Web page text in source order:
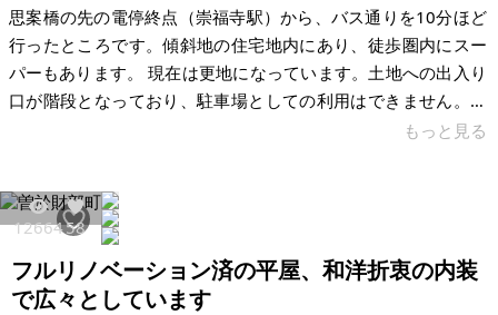
思案橋の先の電停終点（崇福寺駅）から、バス通りを10分ほど
行ったところです。傾斜地の住宅地内にあり、徒歩圏内にスー
パーもあります。 現在は更地になっています。土地への出入り
口が階段となっており、駐車場としての利用はできません。長
崎電鉄「崇福寺駅」から徒歩8分、傾斜地の宅地にありスーパー
地：47坪 建物：なし 構造： 現況：空地 希望価格：30万円 ・
ライフライン：2年前まで戸建が建っていた関係で電気の引き込
み可能、上下水道あり ※現状有姿、および公簿売買でのお取引
きとなり
もっと見る
1266458
フルリノベーション済の平屋、和洋折衷の内装
で広々としています